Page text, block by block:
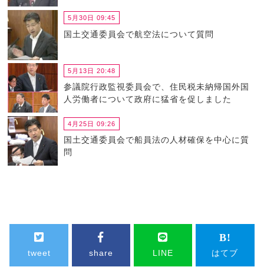
5月30日 09:45
国土交通委員会で航空法について質問
5月13日 20:48
参議院行政監視委員会で、住民税未納帰国外国
人労働者について政府に猛省を促しました
4月25日 09:26
国土交通委員会で船員法の人材確保を中心に質
問
tweet share LINE はてブ